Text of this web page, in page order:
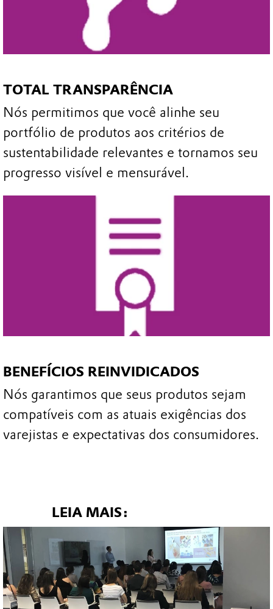
TOTAL TRANSPARÊNCIA
Nós permitimos que você alinhe seu
portfólio de produtos aos critérios de
sustentabilidade relevantes e tornamos seu
progresso visível e mensurável.
BENEFÍCIOS REINVIDICADOS
Nós garantimos que seus produtos sejam
compatíveis com as atuais exigências dos
varejistas e expectativas dos consumidores.
LEIA MAIS: